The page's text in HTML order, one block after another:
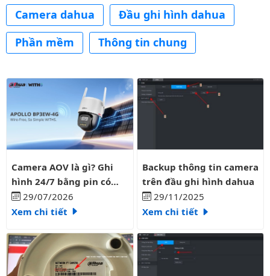
Camera dahua
Đầu ghi hình dahua
Phần mềm
Thông tin chung
Danh sách bài viết
Camera AOV là gì? Ghi hình 24/7 bằng pin có liên tục?
Camera AOV là gì? Ghi
hình 24/7 bằng pin có
liên tục?
29/07/2026
Xem chi tiết
Backup thông tin camera trên
Backup thông tin camera
trên đầu ghi hình dahua
29/11/2025
Xem chi tiết